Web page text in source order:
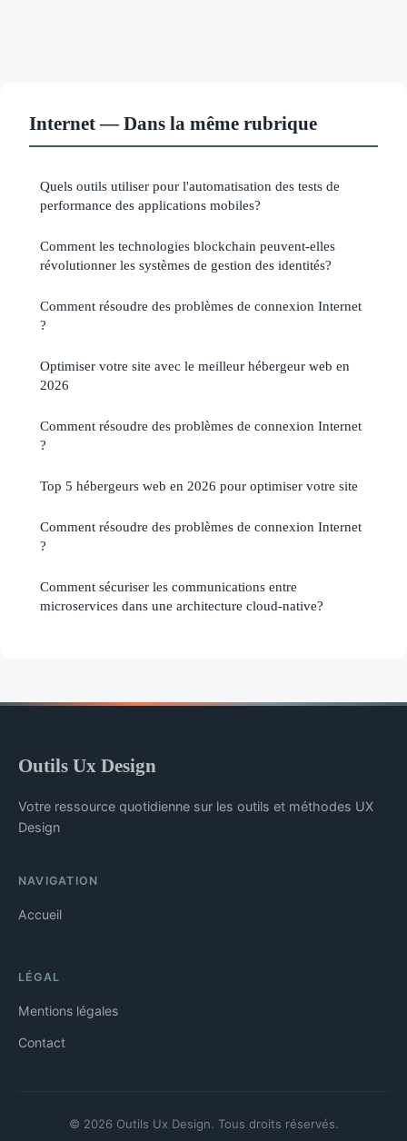
Internet — Dans la même rubrique
Quels outils utiliser pour l'automatisation des tests de
performance des applications mobiles?
Comment les technologies blockchain peuvent-elles
révolutionner les systèmes de gestion des identités?
Comment résoudre des problèmes de connexion Internet
?
Optimiser votre site avec le meilleur hébergeur web en
2026
Comment résoudre des problèmes de connexion Internet
?
Top 5 hébergeurs web en 2026 pour optimiser votre site
Comment résoudre des problèmes de connexion Internet
?
Comment sécuriser les communications entre
microservices dans une architecture cloud-native?
Outils Ux Design
Votre ressource quotidienne sur les outils et méthodes UX
Design
NAVIGATION
Accueil
LÉGAL
Mentions légales
Contact
© 2026 Outils Ux Design. Tous droits réservés.